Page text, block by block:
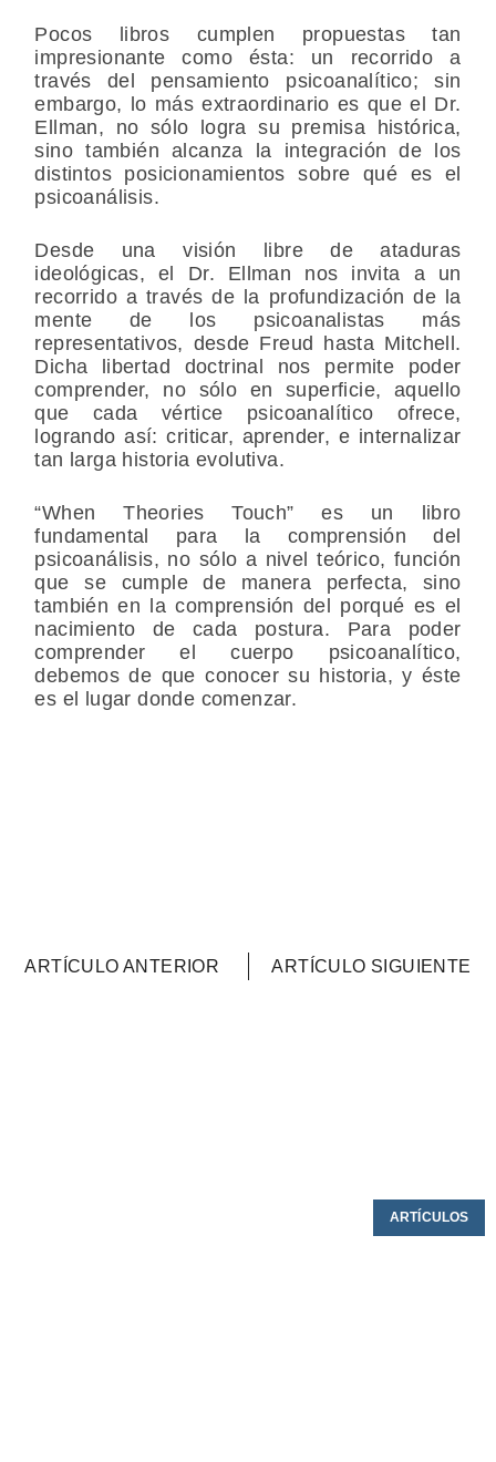
Pocos libros cumplen propuestas tan
impresionante como ésta: un recorrido a
través del pensamiento psicoanalítico; sin
embargo, lo más extraordinario es que el Dr.
Ellman, no sólo logra su premisa histórica,
sino también alcanza la integración de los
distintos posicionamientos sobre qué es el
psicoanálisis.
Desde una visión libre de ataduras
ideológicas, el Dr. Ellman nos invita a un
recorrido a través de la profundización de la
mente de los psicoanalistas más
representativos, desde Freud hasta Mitchell.
Dicha libertad doctrinal nos permite poder
comprender, no sólo en superficie, aquello
que cada vértice psicoanalítico ofrece,
logrando así: criticar, aprender, e internalizar
tan larga historia evolutiva.
“When Theories Touch” es un libro
fundamental para la comprensión del
psicoanálisis, no sólo a nivel teórico, función
que se cumple de manera perfecta, sino
también en la comprensión del porqué es el
nacimiento de cada postura. Para poder
comprender el cuerpo psicoanalítico,
debemos de que conocer su historia, y éste
es el lugar donde comenzar.
ARTÍCULO ANTERIOR ARTÍCULO SIGUIENTE
ARTÍCULOS